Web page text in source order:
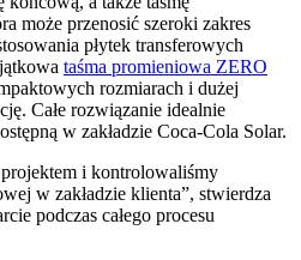
może przenosić szeroki zakres
płytek transferowych
taśma promieniowa ZERO
rozmiarach i dużej
Całe rozwiązanie idealnie
w zakładzie Coca-Cola Solar.
i kontrolowaliśmy
w zakładzie klienta”, stwierdza
podczas całego procesu